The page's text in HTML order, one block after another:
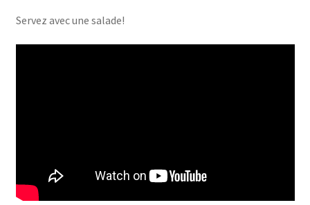
Servez avec une salade!